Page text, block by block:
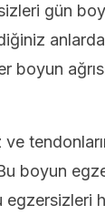
gün
boyun
ve
boyun
egzersizleri